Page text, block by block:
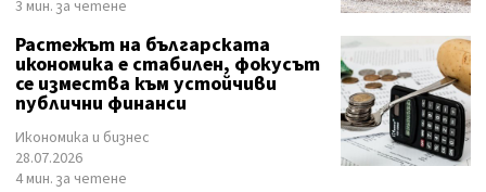
3 мин. за четене
Растежът на българската
икономика е стабилен, фокусът
се измества към устойчиви
публични финанси
Икономика и бизнес
28.07.2026
4 мин. за четене